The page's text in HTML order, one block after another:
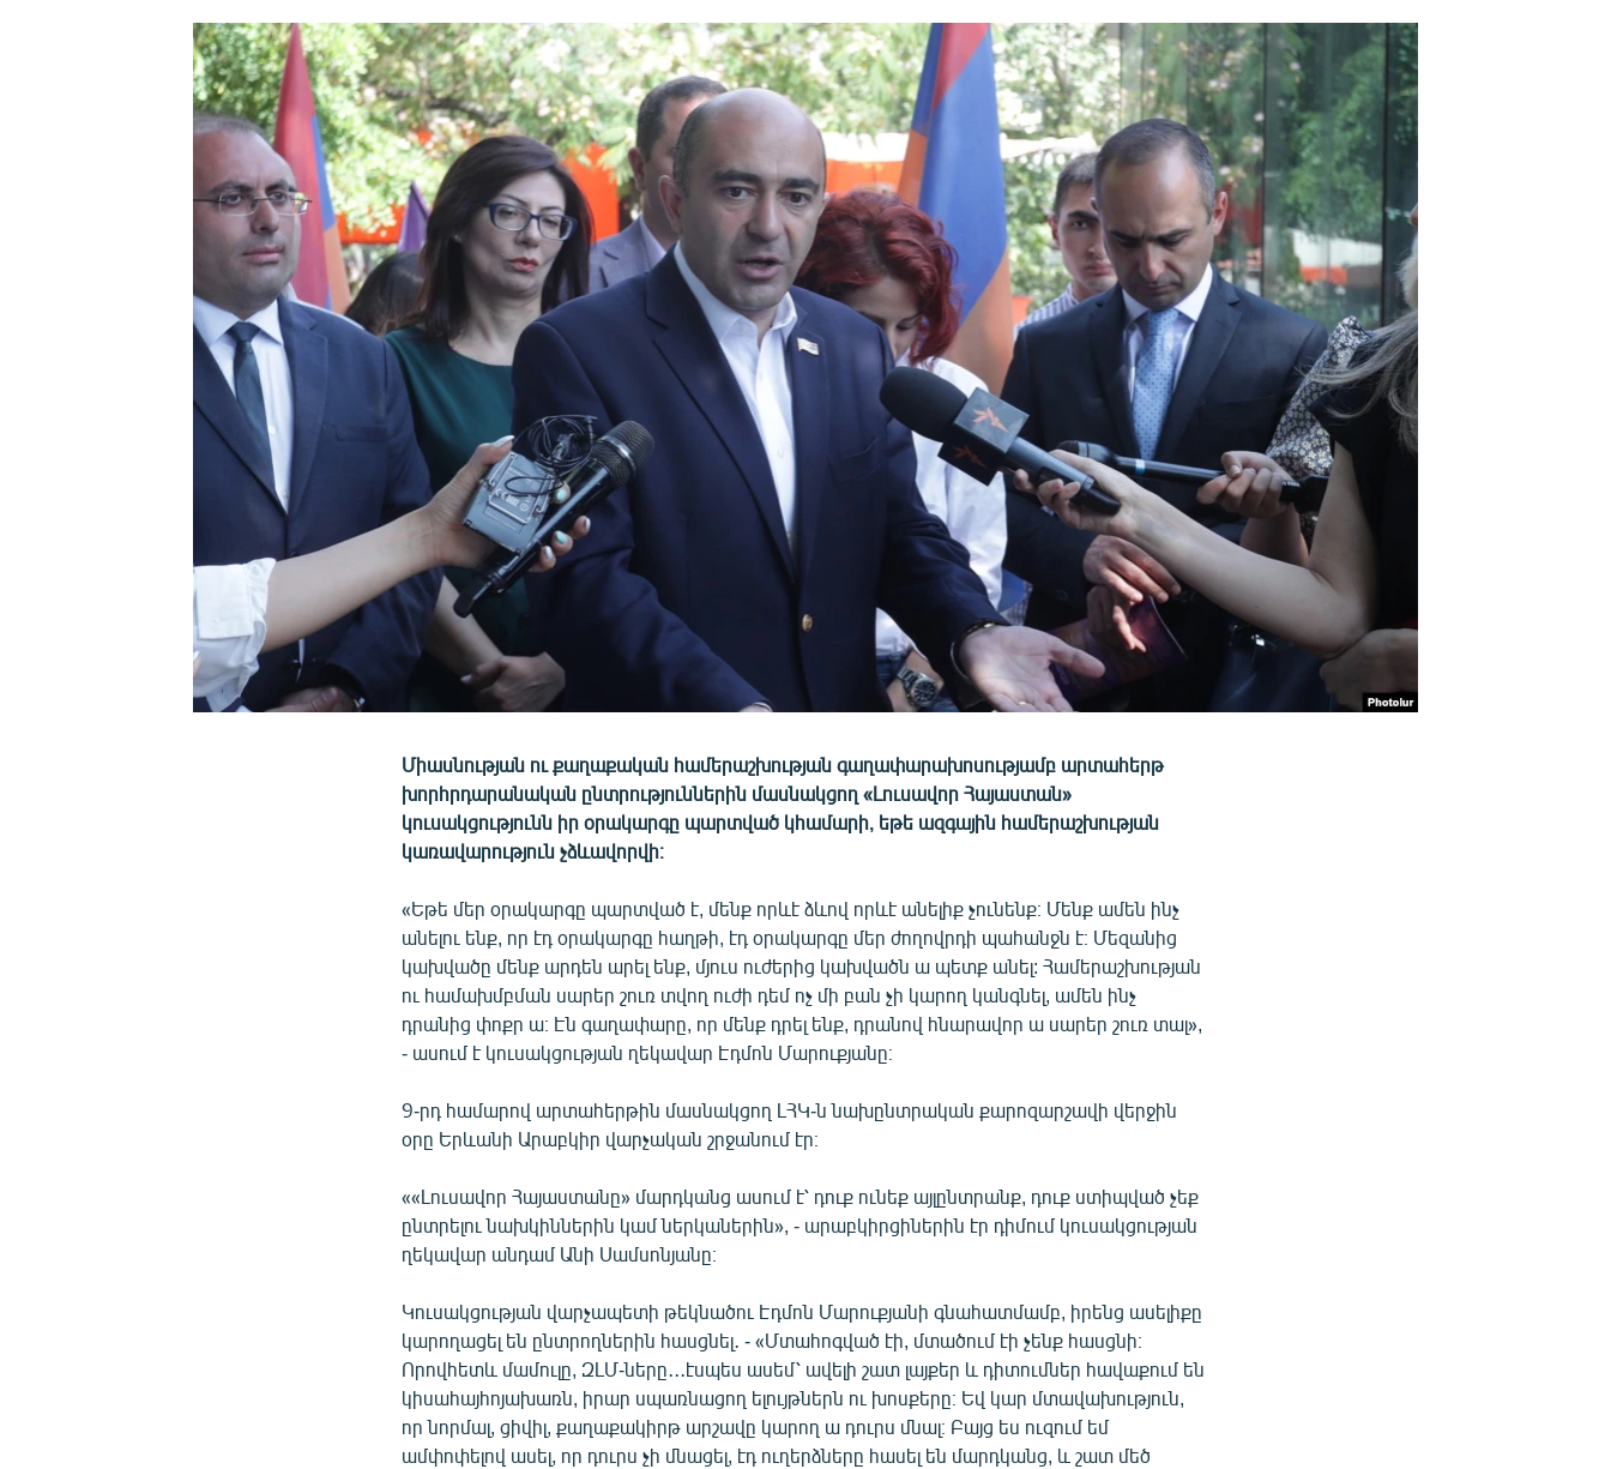
ՄԵԿՆԱԲԱՆՈՒԹՅՈՒՆ
ՁԳՏԵԼՈՎ ԼԱՎԱԳՈՒՅՆԻՆ
Միասնության ու քաղաքական համերաշխության գաղափարախոսությամբ արտահերթ
խորհրդարանական ընտրություններին մասնակցող «Լուսավոր Հայաստան»
կուսակցությունն իր օրակարգը պարտված կհամարի, եթե ազգային համերաշխության
կառավարություն չձևավորվի։
«Եթե մեր օրակարգը պարտված է, մենք որևէ ձևով որևէ անելիք չունենք։ Մենք ամեն ինչ
անելու ենք, որ էդ օրակարգը հաղթի, էդ օրակարգը մեր ժողովրդի պահանջն է։ Մեզանից
կախվածը մենք արդեն արել ենք, մյուս ուժերից կախվածն ա պետք անել: Համերաշխության
ու համախմբման սարեր շուռ տվող ուժի դեմ ոչ մի բան չի կարող կանգնել, ամեն ինչ
դրանից փոքր ա։ Էն գաղափարը, որ մենք դրել ենք, դրանով հնարավոր ա սարեր շուռ տալ»,
- ասում է կուսակցության ղեկավար Էդմոն Մարուքյանը։
9-րդ համարով արտահերթին մասնակցող ԼՀԿ-ն նախընտրական քարոզարշավի վերջին
օրը Երևանի Արաբկիր վարչական շրջանում էր։
««Լուսավոր Հայաստանը» մարդկանց ասում է՝ դուք ունեք այլընտրանք, դուք ստիպված չեք
ընտրելու նախկիններին կամ ներկաներին», - արաբկիրցիներին էր դիմում կուսակցության
ղեկավար անդամ Անի Սամսոնյանը։
Կուսակցության վարչապետի թեկնածու Էդմոն Մարուքյանի գնահատմամբ, իրենց ասելիքը
կարողացել են ընտրողներին հասցնել․ - «Մտահոգված էի, մտածում էի չենք հասցնի։
Որովհետև մամուլը, ԶԼՄ-ները․․․էսպես ասեմ՝ ավելի շատ լայքեր և դիտումներ հավաքում են
կիսահայհոյախառն, իրար սպառնացող ելույթներն ու խոսքերը։ Եվ կար մտավախություն,
որ նորմալ, ցիվիլ, քաղաքակիրթ արշավը կարող ա դուրս մնալ։ Բայց ես ուզում եմ
ամփոփելով ասել, որ դուրս չի մնացել, էդ ուղերձները հասել են մարդկանց, և շատ մեծ